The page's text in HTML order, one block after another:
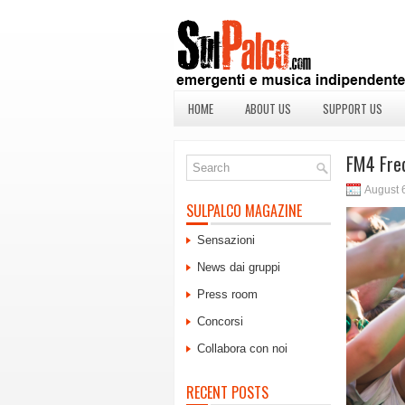
HOME ABOUT US SUPPORT US
FM4
August
SULPALCO MAGAZINE
Sensazioni
News dai gruppi
Press room
Concorsi
Collabora con noi
RECENT POSTS